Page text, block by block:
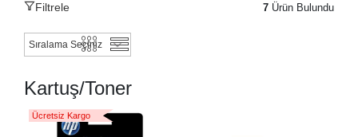
Filtrele 7 Ürün Bulundu
Kartuş/Toner
Ücretsiz Kargo